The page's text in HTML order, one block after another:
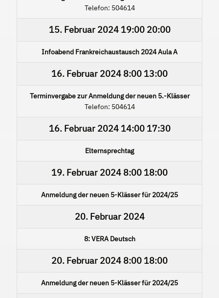
Telefon: 504614
15. Februar 202419:00 20:00
Infoabend Frankreichaustausch 2024 Aula A
16. Februar 2024 8:00 13:00
Terminvergabe zur Anmeldung der neuen 5.-Klässer
Telefon: 504614
16. Februar 202414:00 17:30
Elternsprechtag
19. Februar 2024 8:00 18:00
Anmeldung der neuen 5-Klässer für 2024/25
20. Februar 2024
8: VERA Deutsch
20. Februar 2024 8:00 18:00
Anmeldung der neuen 5-Klässer für 2024/25